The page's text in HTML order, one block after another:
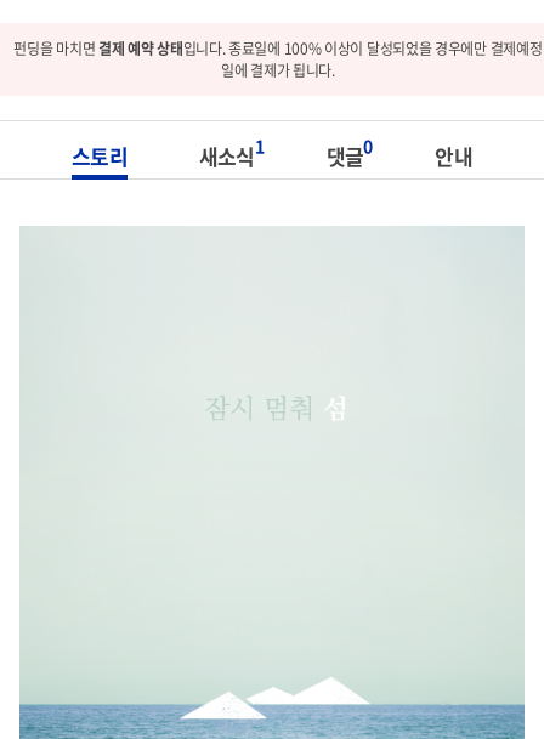
펀딩을 마치면결제 예약 상태입니다. 종료일에 100% 이상이 달성되었을 경우에만 결제예정
일에 결제가 됩니다.
스토리 새소식1 댓글0 안내